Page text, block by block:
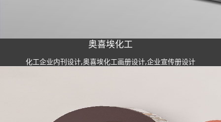
奥喜埃化工
化工企业内刊设计,奥喜埃化工画册设计,企业宣传册设计